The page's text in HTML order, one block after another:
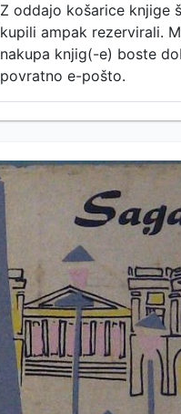
Z oddajo košarice knjige
kupili ampak rezervirali.
nakupa knjig(-e) boste
povratno e-pošto.